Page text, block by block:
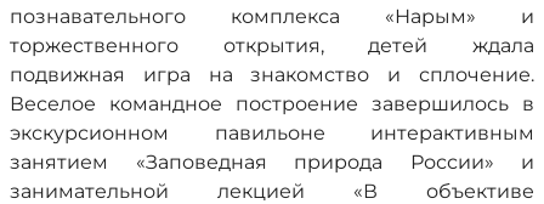
познавательного комплекса «Нарым» и
торжественного открытия, детей ждала
подвижная игра на знакомство и сплочение.
Веселое командное построение завершилось в
экскурсионном павильоне интерактивным
занятием «Заповедная природа России» и
занимательной лекцией «В объективе